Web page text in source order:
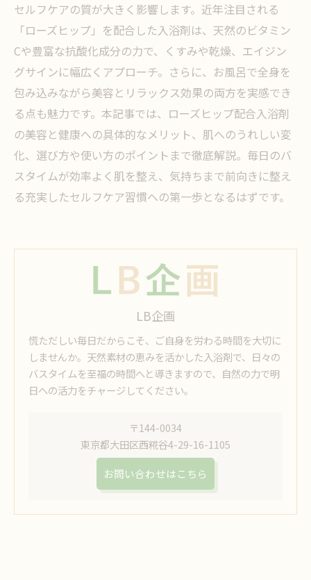
セルフケアの質が大きく影響します。近年注目される
「ローズヒップ」を配合した入浴剤は、天然のビタミン
Cや豊富な抗酸化成分の力で、くすみや乾燥、エイジン
グサインに幅広くアプローチ。さらに、お風呂で全身を
包み込みながら美容とリラックス効果の両方を実感でき
る点も魅力です。本記事では、ローズヒップ配合入浴剤
の美容と健康への具体的なメリット、肌へのうれしい変
化、選び方や使い方のポイントまで徹底解説。毎日のバ
スタイムが効率よく肌を整え、気持ちまで前向きに整え
る充実したセルフケア習慣への第一歩となるはずです。
LB企画
慌ただしい毎日だからこそ、ご自身を労わる時間を大切に
しませんか。天然素材の恵みを活かした入浴剤で、日々の
バスタイムを至福の時間へと導きますので、自然の力で明
日への活力をチャージしてください。
〒144-0034
東京都大田区西糀谷4-29-16-1105
お問い合わせはこちら